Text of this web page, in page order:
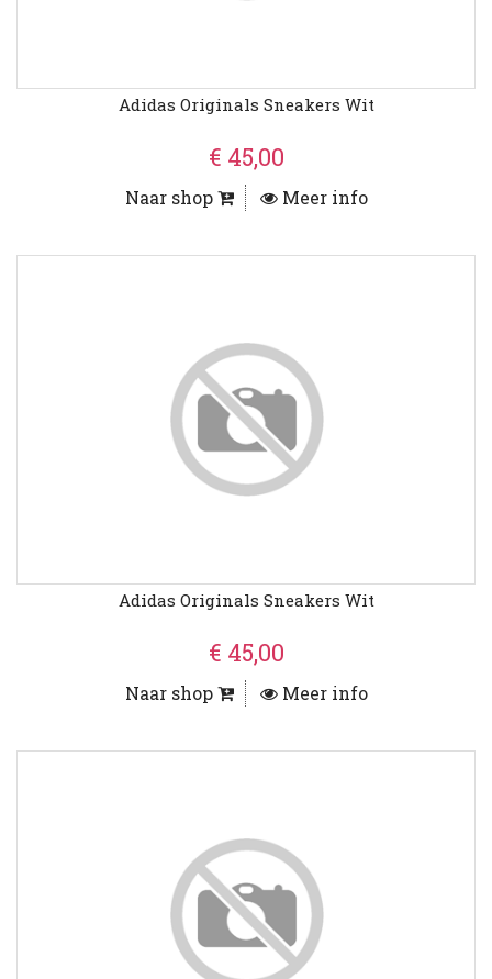
Adidas Originals Sneakers Wit
€ 45,00
Naar shop Meer info
Adidas Originals Sneakers Wit
€ 45,00
Naar shop Meer info